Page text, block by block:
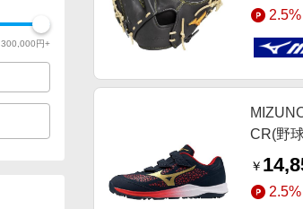
300,000円+
2.5%
CR(野
￥
2.5%